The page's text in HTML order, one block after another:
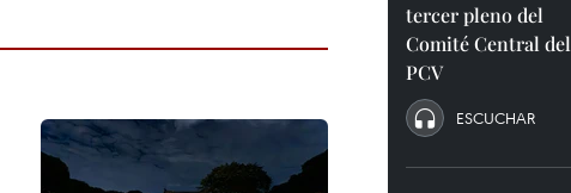
tercer pleno del
Comité Central del
PCV
ESCUCHAR